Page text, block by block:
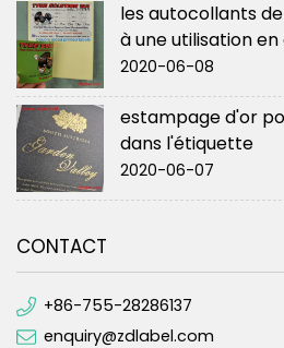
les autocollants
à une utilisation
2020-06-08
estampage d'or
dans l'étiquette
2020-06-07
CONTACT
+86-755-28286137
enquiry@zdlabel.com